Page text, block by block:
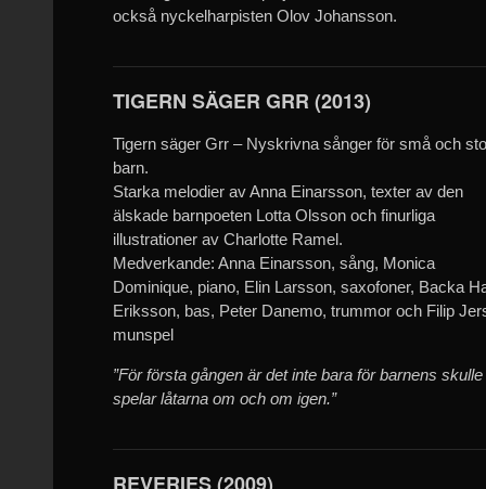
också nyckelharpisten Olov Johansson.
TIGERN SÄGER GRR (2013)
Tigern säger Grr – Nyskrivna sånger för små och
barn.
Starka melodier av Anna Einarsson, texter av den
älskade barnpoeten Lotta Olsson och finurliga
illustrationer av Charlotte Ramel.
Medverkande: Anna Einarsson, sång, Monica
Dominique, piano, Elin Larsson, saxofoner, Backa
Eriksson, bas, Peter Danemo, trummor och Filip
munspel
”För första gången är det inte bara för barnens
spelar låtarna om och om igen.”